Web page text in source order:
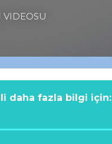
VIDEOSU
daha fazla bilgi için: